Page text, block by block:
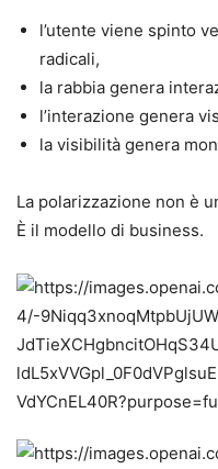
l’utente viene spinto
radicali,
la rabbia genera
l’interazione genera
la visibilità genera
La polarizzazione non è
È il modello di business.